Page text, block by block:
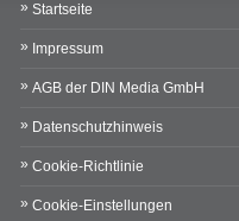
Startseite
Impressum
AGB der DIN Media GmbH
Datenschutzhinweis
Cookie-Richtlinie
Cookie-Einstellungen